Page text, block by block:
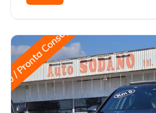
Pronta Consegna